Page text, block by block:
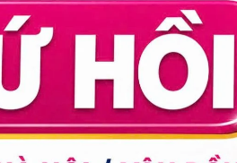
14.499.000đ Xem chi